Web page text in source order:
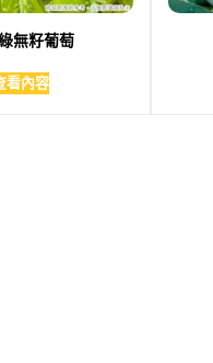
無籽葡萄
看內容